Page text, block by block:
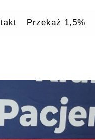
Przekaż 1,5%